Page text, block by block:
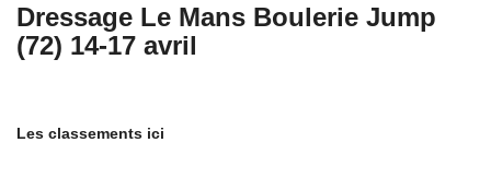
Dressage Le Mans Boulerie Jump
(72) 14-17 avril
Les classements ici